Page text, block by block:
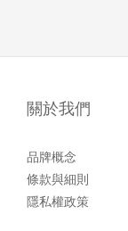
關於我們
品牌概念
條款與細則
隱私權政策